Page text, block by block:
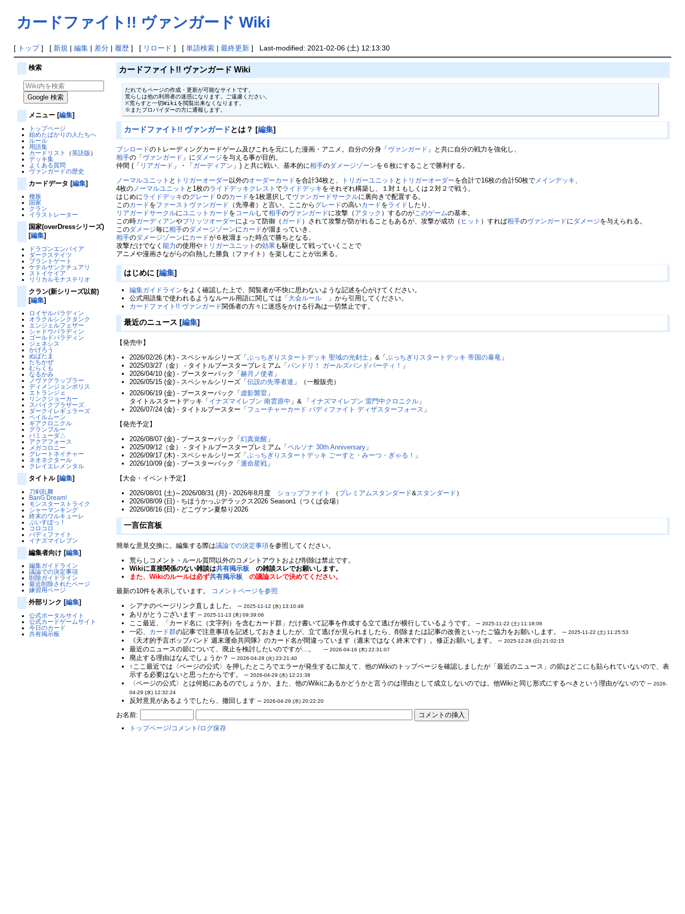
カードファイト!! ヴァンガード Wiki
[ トップ] [ 新規 | 編集| 差分| 履歴] [ リロード ] [ 単語検索| 最終更新] Last-modified: 2021-02-06 (土) 12:13:30
検索
メニュー [編集]
トップページ
始めたばかりの人たちへ
ルール
用語集
カードリスト
（英語版 ）
デッキ集
よくある質問
ヴァンガードの歴史
カードデータ [編集]
種族
国家
クラン
イラストレーター
国家(overDressシリーズ)
[編集]
ドラゴンエンパイア
ダークステイツ
ブラントゲート
ケテルサンクチュアリ
ストイケイア
リリカルモナステリオ
クラン(新シリーズ以前)
[編集]
ロイヤルパラディン
オラクルシンクタンク
エンジェルフェザー
シャドウパラディン
ゴールドパラディン
ジェネシス
かげろう
ぬばたま
たちかぜ
むらくも
なるかみ
ノヴァグラップラー
ディメンジョンポリス
エトランジェ
リンクジョーカー
スパイクブラザーズ
ダークイレギュラーズ
ペイルムーン
ギアクロニクル
グランブルー
バミューダ△
アクアフォース
メガコロニー
グレートネイチャー
ネオネクタール
クレイエレメンタル
タイトル [編集]
刀剣乱舞
BanG Dream!
モンスターストライク
シャーマンキング
終末のワルキューレ
ぶいすぽっ！
コロコロ
バディファイト
イナズマイレブン
編集者向け [編集]
編集ガイドライン
議論での決定事項
削除ガイドライン
最近削除されたページ
練習用ページ
外部リンク [編集]
公式ポータルサイト
公式カードゲームサイト
今日のカード
共有掲示板
カードファイト!! ヴァンガード Wiki
だれでもページの作成・更新が可能なサイトです。
荒らしは他の利用者の迷惑になります。ご遠慮ください。
※荒らすと一切Wikiを閲覧出来なくなります。
※またプロバイダーの方に通報します。
カードファイト!! ヴァンガードとは？ [編集]
ブシロードのトレーディングカードゲーム及びこれを元にした漫画・アニメ。自分の分身「 ヴァンガード 」と共に自分の戦力を強化し、
相手の「 ヴァンガード 」にダメージを与える事が目的。
仲間 (「 リアガード 」・「 ガーディアン 」) と共に戦い、基本的に相手のダメージゾーンを６枚にすることで勝利する。
ノーマルユニット と トリガーオーダー 以外のオーダーカードを合計34枚と、 トリガーユニット と トリガーオーダーを合計で16枚の合計50枚でメインデッキ、
4枚のノーマルユニット と1枚のライドデッキクレストでライドデッキをそれぞれ構築し、１対１もしくは２対２で戦う。
はじめにライドデッキのグレード ０のカードを1枚選択してヴァンガードサークルに裏向きで配置する。
このカードをファーストヴァンガード （先導者）と言い、ここから グレードの高いカードをライド したり、
リアガードサークルにユニットカードを コールして相手のヴァンガードに攻撃（ アタック ）するのがこのゲームの基本。
この時ガーディアンやブリッツオーダーによって防御（ ガード ）されて攻撃が防がれることもあるが、攻撃が成功（ ヒット ）すれば相手のヴァンガードにダメージを与えられる。
このダメージ毎に相手のダメージゾーンにカードが溜まっていき、
相手のダメージゾーンにカードが６枚溜まった時点で勝ちとなる。
攻撃だけでなく能力の使用や トリガーユニットの効果も駆使して戦っていくことで
アニメや漫画さながらの白熱した勝負（ファイト）を楽しむことが出来る。
はじめに [編集]
編集ガイドラインをよく確認した上で、閲覧者が不快に思わないような記述を心がけてください。
公式用語集で使われるようなルール用語に関しては「 大会ルール
」から引用してください。
カードファイト!! ヴァンガード関係者の方々に迷惑をかける行為は一切禁止です。
最近のニュース [編集]
【発売中】
2026/02/26 (木) - スペシャルシリーズ「ぶっちぎりスタートデッキ 聖域の光剣士 」&「ぶっちぎりスタートデッキ 帝国の暴竜 」
2025/03/27（金） - タイトルブースタープレミアム「バンドリ！ ガールズバンドパーティ！ 」
2026/04/10 (金) - ブースターパック「赫月ノ使者 」
2026/05/15 (金) - スペシャルシリーズ「伝説の先導者達 」（一般販売）
2026/06/19 (金) - ブースターパック「 虚影襲雷 」
タイトルスタートデッキ「 イナズマイレブン 南雲原中 」& 「 イナズマイレブン 雷門中クロニクル 」
2026/07/24 (金) - タイトルブースター「 フューチャーカード バディファイト ディザスターフォース 」
【発売予定】
2026/08/07 (金) - ブースターパック「幻真覚醒 」
2025/09/12（金） - タイトルブースタープレミアム「ペルソナ 30th Anniversary 」
2026/09/17 (木) - スペシャルシリーズ「ぶっちぎりスタートデッキ ごーすと・みーつ・ぎゃる！ 」
2026/10/09 (金) - ブースターパック「運命星戦 」
【大会・イベント予定】
2026/08/01 (土)～2026/08/31 (月) - 2026年8月度 ショップファイト （ プレミアムスタンダード& スタンダード ）
2026/08/09 (日) - ちほうかっぷデラックス2026 Season1（つくば会場）
2026/08/16 (日) - どこヴァン夏祭り2026
一言伝言板
簡単な意見交換に。編集する際は議論での決定事項を参照してください。
荒らしコメント・ルール質問以外のコメントアウトおよび削除は禁止です。
Wikiに直接関係のない雑談は共有掲示板
の雑談スレでお願いします。
また、Wikiのルールは必ず共有掲示板
の議論スレで決めてください。
最新の10件を表示しています。
コメントページを参照
シアナのページリンク直しました。 --2025-11-12 (水) 13:10:48
ありがとうございます --2025-11-13 (木) 09:39:06
ここ最近、「カード名に（文字列）を含むカード群」だけ書いて記事を作成する立て逃げが横行しているようです。 --2025-11-22 (土) 11:18:06
一応、 カード群の記事で注意事項を記述しておきましたが、立て逃げが見られましたら、削除または記事の改善といったご協力をお願いします。 --2025-11-22 (土) 11:25:53
《天才的予言ポップバンド 週末運命共同隊》のカード名が間違っています（週末ではなく終末です）。修正お願いします。 --2025-12-28 (日) 21:02:15
最近のニュースの節について、廃止を検討したいのですが…。 --2026-04-16 (木) 22:31:07
廃止する理由はなんでしょうか？ --2026-04-28 (火) 23:21:40
↑ここ最近では〈ページの公式〉を押したところでエラーが発生するに加えて、他のWikiのトップページを確認しましたが「最近のニュース」の節はどこにも貼られていないので、表
示する必要はないと思ったからです。 --2026-04-29 (水) 12:21:38
〈ページの公式〉とは何処にあるのでしょうか。また、他のWikiにあるかどうかと言うのは理由として成立しないのでは。他Wikiと同じ形式にするべきという理由がないので --2026-
04-29 (水) 12:32:24
反対意見があるようでしたら、撤回します --2026-04-29 (水) 20:22:20
お名前:
トップページ/コメント/ログ保存